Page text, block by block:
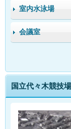
室内水泳場
会議室
国立代々木競技
フッ
トサ
ル大
会
のご
案内
フッ
トボ
ール
スク
個人
フッ
トサ
ル大
会
のご
案内
フッ
トボ
ール
スク
個人
案内
ール
スク
個人
トサ
ル・
案内
ール
スク
個人
トサ
ル・
案内
ール
スク
個人
トサ
ル・